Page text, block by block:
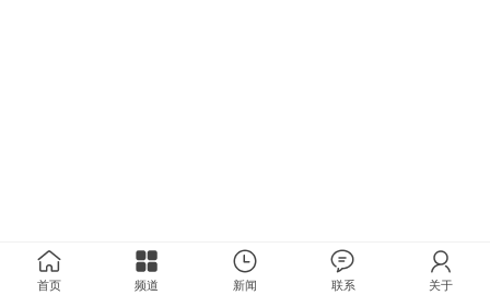
首页 频道 新闻 联系 关于